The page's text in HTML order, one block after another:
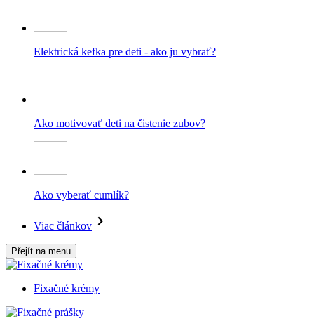
Elektrická kefka pre deti - ako ju vybrať?
Ako motivovať deti na čistenie zubov?
Ako vyberať cumlík?
Viac článkov
Přejít na menu
Fixačné krémy